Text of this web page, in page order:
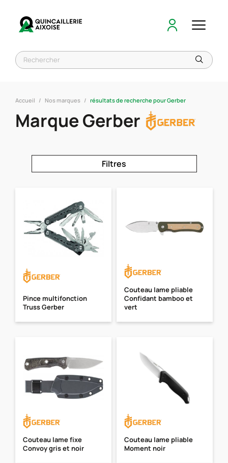
Accueil Nos marques résultats de recherche pour Gerber
Marque Gerber
Filtres
Pince multifonction
Truss Gerber
Couteau lame pliable
Confidant bamboo et
vert
Couteau lame fixe
Convoy gris et noir
Couteau lame pliable
Moment noir